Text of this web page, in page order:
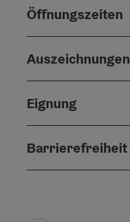
Öffnungszeiten
Auszeichnungen
Eignung
Barrierefreiheit